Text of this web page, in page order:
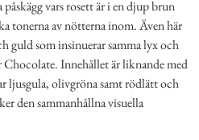
vars rosett är i en djup brun
tonerna av nötterna inom. Även här
guld som insinuerar samma lyx och
Innehållet är liknande med
ljusgula, olivgröna samt rödlätt och
den sammanhållna visuella